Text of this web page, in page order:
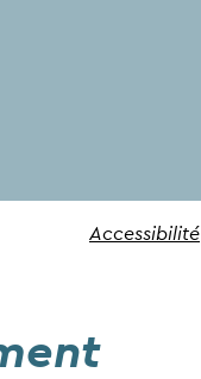
Accessibilité